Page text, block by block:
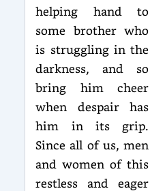
helping hand to
some brother who
is struggling in the
darkness, and so
bring him cheer
when despair has
him in its grip.
Since all of us, men
and women of this
restless and eager